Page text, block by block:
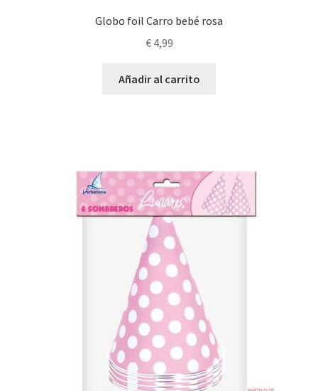
Globo foil Carro bebé rosa
€4,99
Añadir al carrito